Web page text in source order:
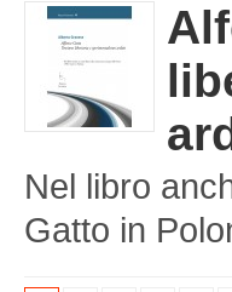
Nel libro
Gatto in